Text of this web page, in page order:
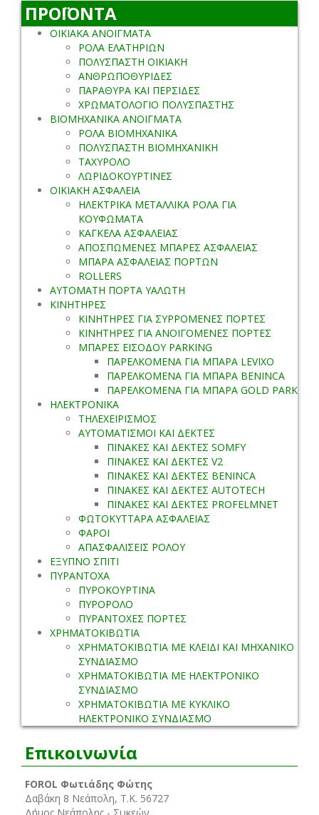
ΠΡΟΪΟΝΤΑ
ΟΙΚΙΑΚΑ ΑΝΟΙΓΜΑΤΑ
ΡΟΛΑ ΕΛΑΤΗΡΙΩΝ
ΠΟΛΥΣΠΑΣΤΗ ΟΙΚΙΑΚΗ
ΑΝΘΡΩΠΟΘΥΡΙΔΕΣ
ΠΑΡΑΘΥΡΑ ΚΑΙ ΠΕΡΣΙΔΕΣ
ΧΡΩΜΑΤΟΛΟΓΙΟ ΠΟΛΥΣΠΑΣΤΗΣ
ΒΙΟΜΗΧΑΝΙΚΑ ΑΝΟΙΓΜΑΤΑ
ΡΟΛΑ ΒΙΟΜΗΧΑΝΙΚΑ
ΠΟΛΥΣΠΑΣΤΗ ΒΙΟΜΗΧΑΝΙΚΗ
ΤΑΧΥΡΟΛΟ
ΛΩΡΙΔΟΚΟΥΡΤΙΝΕΣ
ΟΙΚΙΑΚΗ ΑΣΦΑΛΕΙΑ
ΗΛΕΚΤΡΙΚΑ ΜΕΤΑΛΛΙΚΑ ΡΟΛΑ ΓΙΑ
ΚΟΥΦΩΜΑΤΑ
ΚΑΓΚΕΛΑ ΑΣΦΑΛΕΙΑΣ
ΑΠΟΣΠΩΜΕΝΕΣ ΜΠΑΡΕΣ ΑΣΦΑΛΕΙΑΣ
ΜΠΑΡΑ ΑΣΦΑΛΕΙΑΣ ΠΟΡΤΩΝ
ROLLERS
ΑΥΤΟΜΑΤΗ ΠΟΡΤΑ ΥΑΛΩΤΗ
ΚΙΝΗΤΗΡΕΣ
ΚΙΝΗΤΗΡΕΣ ΓΙΑ ΣΥΡΡΟΜΕΝΕΣ ΠΟΡΤΕΣ
ΚΙΝΗΤΗΡΕΣ ΓΙΑ ΑΝΟΙΓΟΜΕΝΕΣ ΠΟΡΤΕΣ
ΜΠΑΡΕΣ ΕΙΣΟΔΟΥ PARKING
ΠΑΡΕΛΚΟΜΕΝΑ ΓΙΑ ΜΠΑΡΑ LEVIXO
ΠΑΡΕΛΚΟΜΕΝΑ ΓΙΑ ΜΠΑΡΑ BENINCA
ΠΑΡΕΛΚΟΜΕΝΑ ΓΙΑ ΜΠΑΡΑ GOLD PARK
ΗΛΕΚΤΡΟΝΙΚΑ
ΤΗΛΕΧΕΙΡΙΣΜΟΣ
ΑΥΤΟΜΑΤΙΣΜΟΙ ΚΑΙ ΔΕΚΤΕΣ
ΠΙΝΑΚΕΣ ΚΑΙ ΔΕΚΤΕΣ SOMFY
ΠΙΝΑΚΕΣ ΚΑΙ ΔΕΚΤΕΣ V2
ΠΙΝΑΚΕΣ ΚΑΙ ΔΕΚΤΕΣ BENINCA
ΠΙΝΑΚΕΣ ΚΑΙ ΔΕΚΤΕΣ AUTOTECH
ΠΙΝΑΚΕΣ ΚΑΙ ΔΕΚΤΕΣ PROFELMNET
ΦΩΤΟΚΥΤΤΑΡΑ ΑΣΦΑΛΕΙΑΣ
ΦΑΡΟΙ
ΑΠΑΣΦΑΛΙΣΕΙΣ ΡΟΛΟΥ
ΕΞΥΠΝΟ ΣΠΙΤΙ
ΠΥΡΑΝΤΟΧΑ
ΠΥΡΟΚΟΥΡΤΙΝΑ
ΠΥΡΟΡΟΛΟ
ΠΥΡΑΝΤΟΧΕΣ ΠΟΡΤΕΣ
ΧΡΗΜΑΤΟΚΙΒΩΤΙΑ
ΧΡΗΜΑΤΟΚΙΒΩΤΙΑ ΜΕ ΚΛΕΙΔΙ ΚΑΙ ΜΗΧΑΝΙΚΟ
ΣΥΝΔΙΑΣΜΟ
ΧΡΗΜΑΤΟΚΙΒΩΤΙΑ ΜΕ ΗΛΕΚΤΡΟΝΙΚΟ
ΣΥΝΔΙΑΣΜΟ
ΧΡΗΜΑΤΟΚΙΒΩΤΙΑ ΜΕ ΚΥΚΛΙΚΟ
ΗΛΕΚΤΡΟΝΙΚΟ ΣΥΝΔΙΑΣΜΟ
Επικοινωνία
FOROL Φωτιάδης Φώτης
Δαβάκη 8 Νεάπολη, Τ.Κ. 56727